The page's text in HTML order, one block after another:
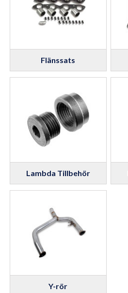
Flänssats
Lambda Tillbehör
Y-rör